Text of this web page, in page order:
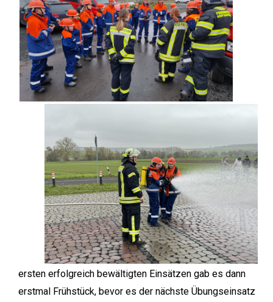
ersten erfolgreich bewältigten Einsätzen gab es dann
erstmal Frühstück, bevor es der nächste Übungseinsatz